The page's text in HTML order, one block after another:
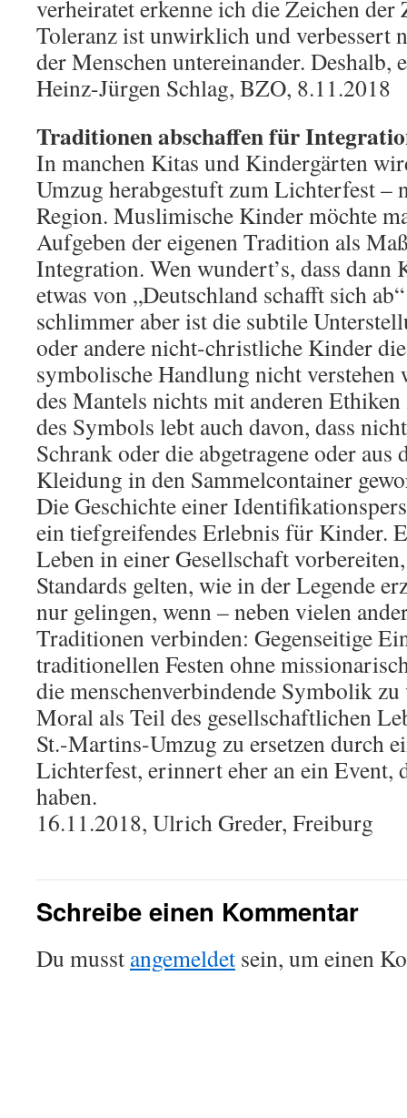
verheiratet erkenne ich die Zeichen der
Toleranz ist unwirklich und verbessert
der Menschen untereinander. Deshalb,
Heinz-Jürgen Schlag, BZO, 8.11.2018
Traditionen abschaffen für
In manchen Kitas und Kindergärten
Umzug herabgestuft zum Lichterfest –
Region. Muslimische Kinder möchte
Aufgeben der eigenen Tradition als
Integration. Wen wundert’s, dass dann
etwas von „Deutschland schafft sich
schlimmer aber ist die subtile
oder andere nicht-christliche Kinder
symbolische Handlung nicht verstehen
des Mantels nichts mit anderen
des Symbols lebt auch davon, dass
Schrank oder die abgetragene oder aus
Kleidung in den Sammelcontainer
Die Geschichte einer
ein tiefgreifendes Erlebnis für Kinder.
Leben in einer Gesellschaft
Standards gelten, wie in der Legende
nur gelingen, wenn – neben vielen
Traditionen verbinden: Gegenseitige
traditionellen Festen ohne
die menschenverbindende Symbolik zu
Moral als Teil des gesellschaftlichen
St.-Martins-Umzug zu ersetzen durch
Lichterfest, erinnert eher an ein Event,
haben.
16.11.2018, Ulrich Greder, Freiburg
Schreibe einen Kommentar
Du musst angemeldet sein, um einen